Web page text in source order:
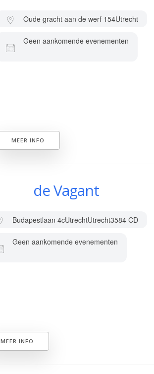
Oude gracht aan de werf 154Utrecht
Geen aankomende evenementen
MEER INFO
de Vagant
Budapestlaan 4cUtrechtUtrecht3584 CD
Geen aankomende evenementen
MEER INFO